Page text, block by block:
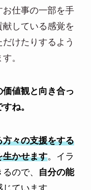
仕事の一部を手
している感覚を
けたりするよう
。
値観と向き合っ
ね。
々の支援をする
生かせます。イラ
ので、
自分の能